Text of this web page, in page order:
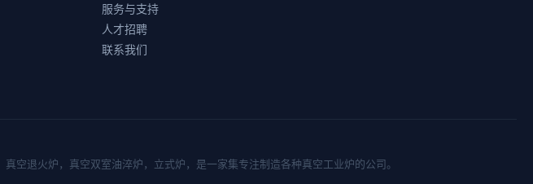
服务与支持
人才招聘
联系我们
真空退火炉， 真空双室油淬炉， 立式炉，是一家集专注制造各种真空工业炉的公司。